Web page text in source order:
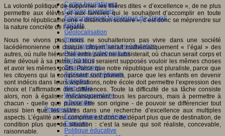
Cartes heuristiques
Classes inversées
Environnement Numérique de Travail
Fablab
Géolocalisation
Images
Les mondes virtuels en éducation
Pratiques collaboratives
Podcasting
Smartphones
Tableaux numériques
Tablettes
Web radio
Webdocumentaire
eTwinning
Prospective
Ecosystème numérique
Espaces
Politique éducative
La volonté politique de supprimer les filières dites « d’excellence », de ne plus
permettre aux élèves et aux familles qui le souhaitent d’accomplir en toute
bonne foi républicaine une « distinction scolaire », c’est donc se méprendre sur
la nature concrète de l’égalité.
Nous ne vivons pas, nous ne souhaiterions pas vivre dans une société
lacédémonienne où chaque citoyen serait mathématiquement « l’égal » des
autres, où nulle hiérarchie entre pairs ne subsisterait, où chacun serait corps et
âme dévoué à sa patrie, où tous seraient supposés vouloir les mêmes choses
et avoir les mêmes goûts. Parce que notre république est pluraliste, parce que
les citoyens qui la composent sont pluriels, parce que les enfants en devenir
sont indécis dans leurs aspirations, notre école doit permettre l’expression des
choix et l’affirmation des différences. Toute la difficulté de sa tâche consiste
alors, non à égaliser mécaniquement tous les parcours, mais à permettre à
chacun - quelle que puisse être son origine - de pouvoir se différencier tout
aussi bien que les autres dans une recherche d’excellence aux multiples
aspects. L’égalité ainsi comprise est donc de départ plus que de destination, de
condition plus que de situation : c’est la seule qui soit réaliste, concevable,
raisonnable.